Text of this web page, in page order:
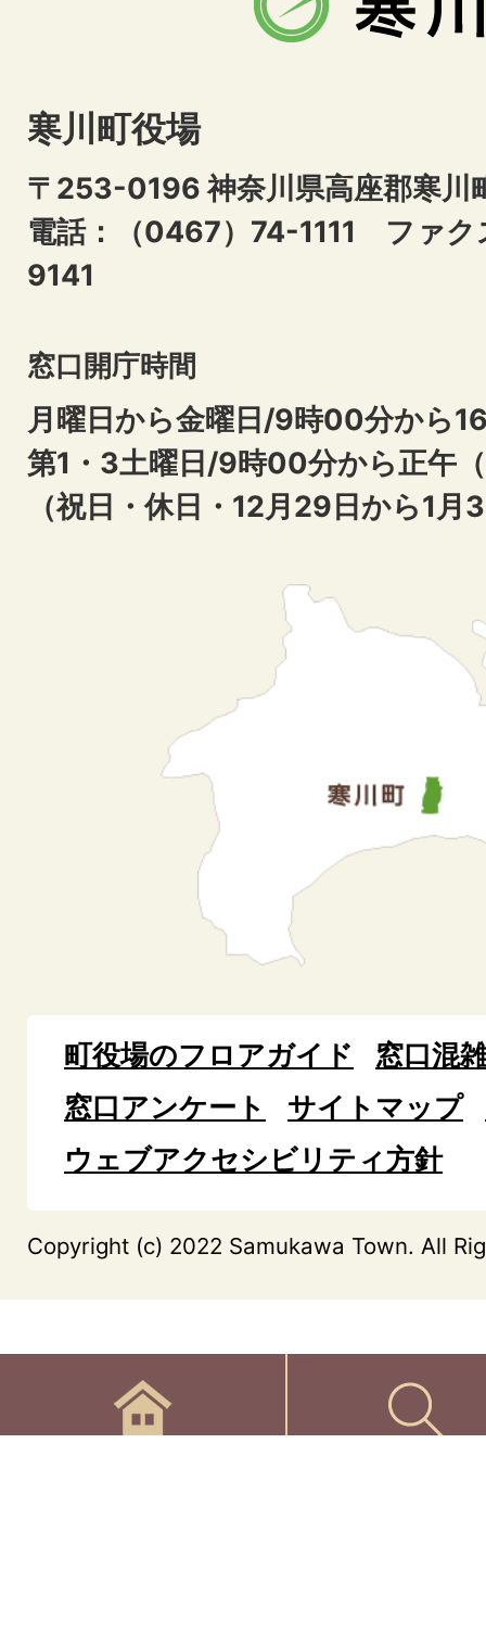
寒川町役場
〒253-0196 神奈川県高座郡寒川
電話：（0467）74-1111 ファ
9141
窓口開庁時間
月曜日から金曜日/9時00分から
第1・3土曜日/9時00分から正午
（祝日・休日・12月29日から1月
町役場のフロアガイド
窓口混
窓口アンケート
サイトマップ
ウェブアクセシビリティ方針
Copyright (c) 2022 Samukawa Town. All